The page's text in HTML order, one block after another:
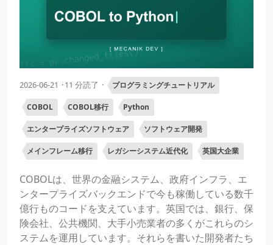
2026-06-21 11 分読了 プログラミングチュートリアル
COBOL COBOL移行 Python
エンタープライズソフトウェア ソフトウェア開発
メインフレーム移行 レガシーシステム近代化 英国大企業
COBOLは、世界の金融システム、政府インフラ、エ
ンタープライズバックエンドで今も稼働している数千
億行ものコードを支えています。英国では、銀行、保
険会社、公共機関、大手小売業者の多くがこれらのシ
ステムを運用しています。それらを書いた開発者たち